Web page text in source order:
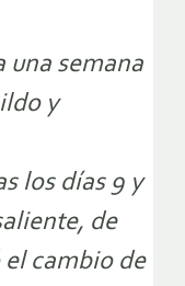
una semana
y
los días 9 y
de
cambio de